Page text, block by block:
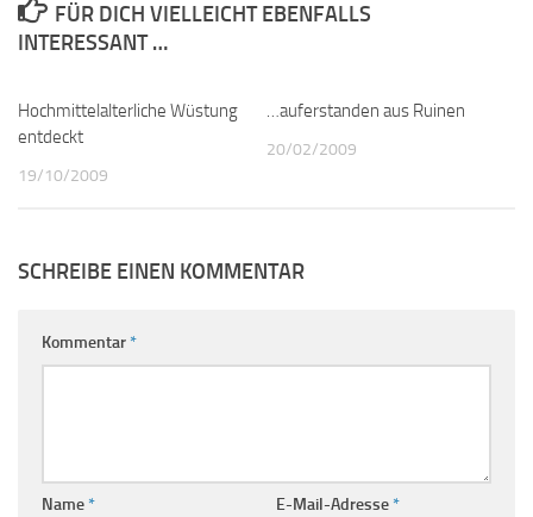
FÜR DICH VIELLEICHT EBENFALLS
INTERESSANT …
Hochmittelalterliche Wüstung
entdeckt
19/10/2009
…auferstanden aus Ruinen
20/02/2009
SCHREIBE EINEN KOMMENTAR
Kommentar*
Name* E-Mail-Adresse*